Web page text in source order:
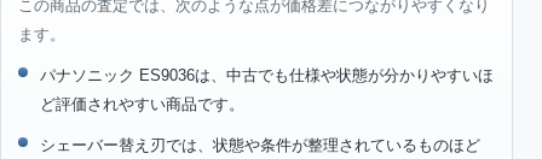
この商品の査定では、次のような点が価格差につながりやすくなり
ます。
パナソニック ES9036は、中古でも仕様や状態が分かりやすいほ
ど評価されやすい商品です。
シェーバー替え刃では、状態や条件が整理されているものほど